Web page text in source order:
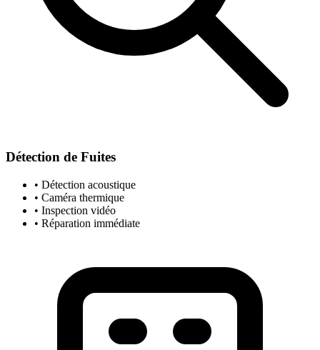
Détection de Fuites
• Détection acoustique
• Caméra thermique
• Inspection vidéo
• Réparation immédiate